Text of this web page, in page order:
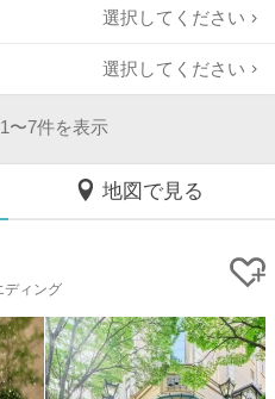
選択してください
選択してください
7件を表示
地図で見る
ディング